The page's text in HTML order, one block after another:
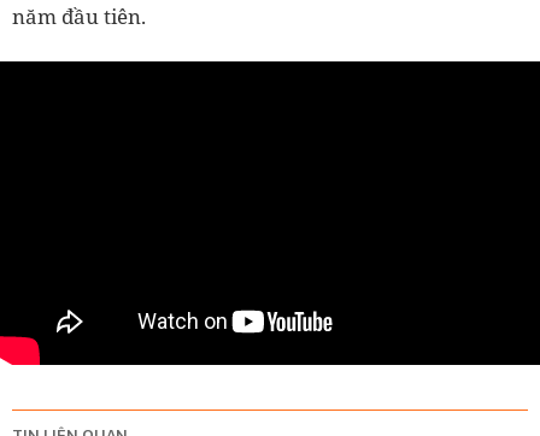
năm đầu tiên.